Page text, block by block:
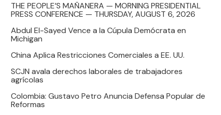
THE PEOPLE’S MAÑANERA — MORNING PRESIDENTIAL
PRESS CONFERENCE — THURSDAY, AUGUST 6, 2026
Abdul El-Sayed Vence a la Cúpula Demócrata en
Michigan
China Aplica Restricciones Comerciales a EE. UU.
SCJN avala derechos laborales de trabajadores
agrícolas
Colombia: Gustavo Petro Anuncia Defensa Popular de
Reformas